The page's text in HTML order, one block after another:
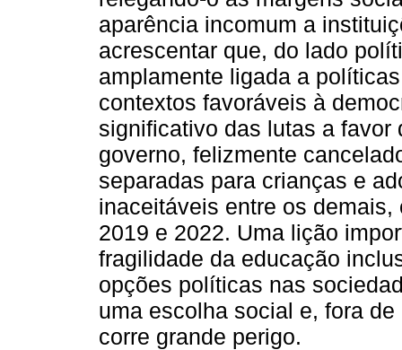
aparência incomum a
acrescentar que, do lado
amplamente ligada a
contextos favoráveis à
significativo das lutas a
governo, felizmente
separadas para crianças e
inaceitáveis entre os
2019 e 2022. Uma lição
fragilidade da educação
opções políticas nas
uma escolha social e, fora
corre grande perigo.